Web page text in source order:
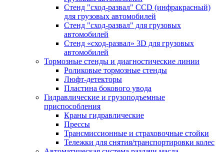
Стенд "сход-развал" CCD (инфракрасный)
для грузовых автомобилей
Стенд "сход-развал" для грузовых
автомобилей
Стенд «сход-развал» 3D для грузовых
автомобилей
Тормозные стенды и диагностические линии
Роликовые тормозные стенды
Люфт-детекторы
Пластина бокового увода
Гидравлические и грузоподъемные
приспособления
Краны гидравлические
Прессы
Трансмиссионные и страховочные стойки
Тележки для снятия/транспортировки колес